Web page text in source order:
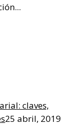
claves,
25 abril, 2019